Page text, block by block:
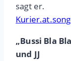
sagt er.
„Bussi Bla
und JJ